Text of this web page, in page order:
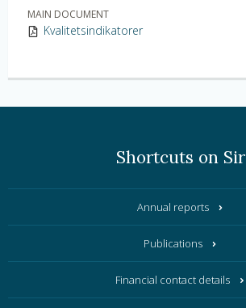
MAIN DOCUMENT
Kvalitetsindikatorer
Shortcuts on Sir
Annual reports
Publications
Financial contact details